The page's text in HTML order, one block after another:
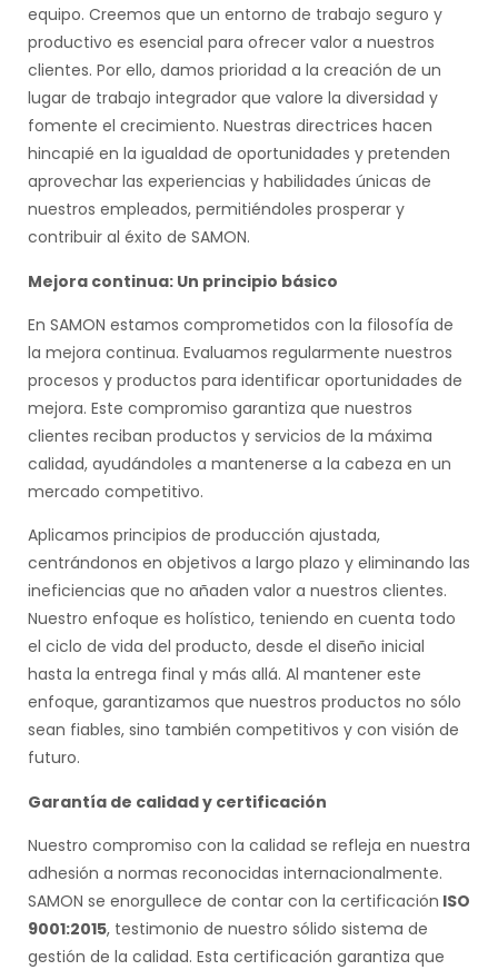
equipo. Creemos que un entorno de trabajo seguro y
productivo es esencial para ofrecer valor a nuestros
clientes. Por ello, damos prioridad a la creación de un
lugar de trabajo integrador que valore la diversidad y
fomente el crecimiento. Nuestras directrices hacen
hincapié en la igualdad de oportunidades y pretenden
aprovechar las experiencias y habilidades únicas de
nuestros empleados, permitiéndoles prosperar y
contribuir al éxito de SAMON.
Mejora continua: Un principio básico
En SAMON estamos comprometidos con la filosofía de
la mejora continua. Evaluamos regularmente nuestros
procesos y productos para identificar oportunidades de
mejora. Este compromiso garantiza que nuestros
clientes reciban productos y servicios de la máxima
calidad, ayudándoles a mantenerse a la cabeza en un
mercado competitivo.
Aplicamos principios de producción ajustada,
centrándonos en objetivos a largo plazo y eliminando las
ineficiencias que no añaden valor a nuestros clientes.
Nuestro enfoque es holístico, teniendo en cuenta todo
el ciclo de vida del producto, desde el diseño inicial
hasta la entrega final y más allá. Al mantener este
enfoque, garantizamos que nuestros productos no sólo
sean fiables, sino también competitivos y con visión de
futuro.
Garantía de calidad y certificación
Nuestro compromiso con la calidad se refleja en nuestra
adhesión a normas reconocidas internacionalmente.
SAMON se enorgullece de contar con la certificación ISO
9001:2015, testimonio de nuestro sólido sistema de
gestión de la calidad. Esta certificación garantiza que